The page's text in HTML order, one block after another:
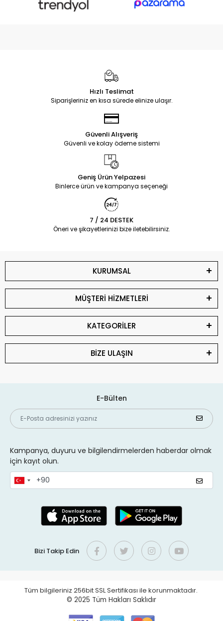
Hızlı Teslimat
Siparişleriniz en kısa sürede elinize ulaşır.
Güvenli Alışveriş
Güvenli ve kolay ödeme sistemi
Geniş Ürün Yelpazesi
Binlerce ürün ve kampanya seçeneği
7 / 24 DESTEK
Öneri ve şikayetlerinizi bize iletebilirsiniz.
KURUMSAL
MÜŞTERİ HİZMETLERİ
KATEGORİLER
BİZE ULAŞIN
E-Bülten
Kampanya, duyuru ve bilgilendirmelerden haberdar olmak
için kayıt olun.
Bizi Takip Edin
Tüm bilgileriniz 256bit SSL Sertifikası ile korunmaktadır.
© 2025 Tüm Hakları Saklıdır